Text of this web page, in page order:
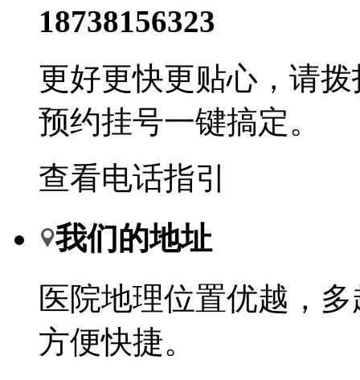
18738156323
更好更快更贴心，请
预约挂号一键搞定。
查看电话指引
我们的地址
医院地理位置优越，
方便快捷。